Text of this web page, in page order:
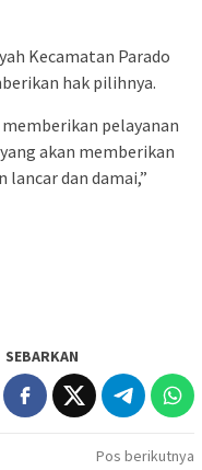
Kecamatan Parado
hak pilihnya.
pelayanan
akan memberikan
dan damai,”
SEBARKAN
Pos berikutnya